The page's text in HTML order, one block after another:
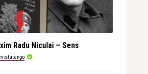
Radu Niculai – Sens